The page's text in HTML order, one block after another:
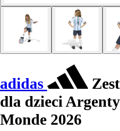
adidas
dla dzieci
Monde 2026